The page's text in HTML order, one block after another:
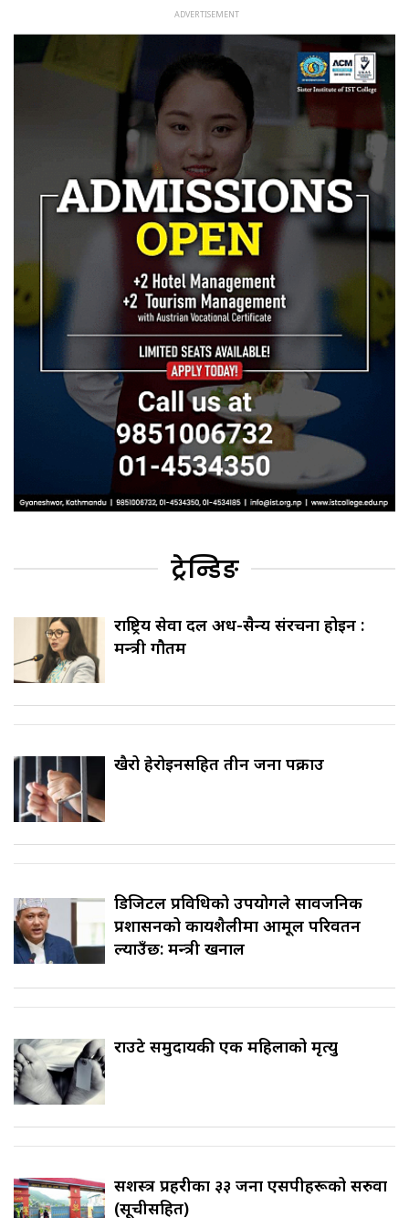
ट्रेन्डिङ
राष्ट्रिय सेवा दल अर्ध-सैन्य संरचना होइन :
मन्त्री गौतम
खैरो हेरोइनसहित तीन जना पक्राउ
डिजिटल प्रविधिको उपयोगले सार्वजनिक
प्रशासनको कार्यशैलीमा आमूल परिवर्तन
ल्याउँछ: मन्त्री खनाल
राउटे समुदायकी एक महिलाको मृत्यु
सशस्त्र प्रहरीका ३३ जना एसपीहरूको सरुवा
(सूचीसहित)